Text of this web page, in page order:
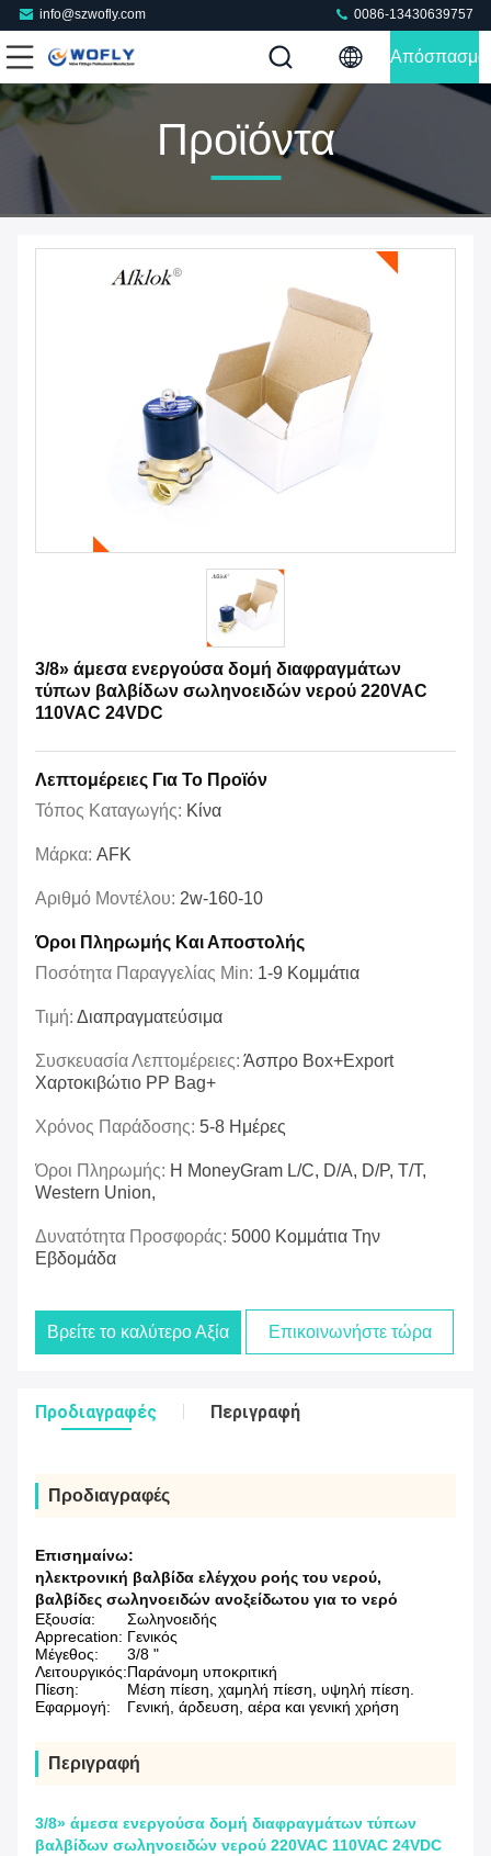
info@szwofly.com 0086-13430639757
Απόσπασμα
Προϊόντα
3/8» άμεσα ενεργούσα δομή διαφραγμάτων
τύπων βαλβίδων σωληνοειδών νερού 220VAC
110VAC 24VDC
Λεπτομέρειες Για Το Προϊόν
Τόπος Καταγωγής: Κίνα
Μάρκα: AFK
Αριθμό Μοντέλου: 2w-160-10
Όροι Πληρωμής Και Αποστολής
Ποσότητα Παραγγελίας Min: 1-9 Κομμάτια
Τιμή: Διαπραγματεύσιμα
Συσκευασία Λεπτομέρειες: Άσπρο Box+export
Χαρτοκιβώτιο PP Bag+
Χρόνος Παράδοσης: 5-8 Ημέρες
Όροι Πληρωμής: Η MoneyGram L/C, D/A, D/P, T/T,
Western Union,
Δυνατότητα Προσφοράς: 5000 Κομμάτια Την
Εβδομάδα
Βρείτε το καλύτερο Αξία Επικοινωνήστε τώρα
Προδιαγραφές Περιγραφή
Προδιαγραφές
Επισημαίνω:
ηλεκτρονική βαλβίδα ελέγχου ροής του νερού,
βαλβίδες σωληνοειδών ανοξείδωτου για το νερό
Εξουσία:
Σωληνοειδής
Apprecation: Γενικός
Μέγεθος:
3/8 "
Λειτουργικός:Παράνομη υποκριτική
Πίεση:
Μέση πίεση, χαμηλή πίεση, υψηλή πίεση.
Εφαρμογή:
Γενική, άρδευση, αέρα και γενική χρήση
Περιγραφή
3/8» άμεσα ενεργούσα δομή διαφραγμάτων τύπων
βαλβίδων σωληνοειδών νερού 220VAC 110VAC 24VDC